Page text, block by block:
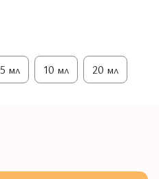
5 мл 10 мл 20 мл